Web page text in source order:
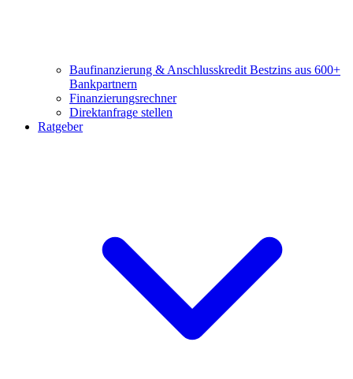
Baufinanzierung & Anschlusskredit Bestzins aus 600+
Bankpartnern
Finanzierungsrechner
Direktanfrage stellen
Ratgeber